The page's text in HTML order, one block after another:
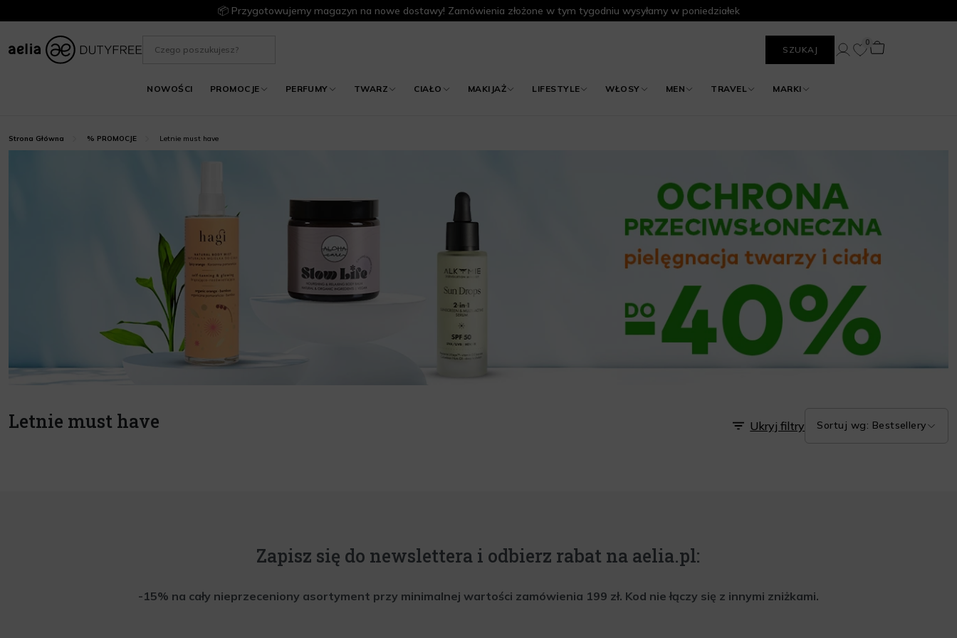
📦 Przygotowujemy magazyn na nowe dostawy! Zamówienia złożone w tym tygodniu wysyłamy w poniedziałek
SZUKAJ
NOWOŚCI PROMOCJE PERFUMY TWARZ CIAŁO MAKIJAŻ LIFESTYLE WŁOSY MEN TRAVEL MARKI
0
Strona Główna % PROMOCJE Letnie must have
Letnie must have Ukryj filtry Sortuj wg: Bestsellery
Zapisz się do newslettera i odbierz rabat na aelia.pl:
-15% na cały nieprzeceniony asortyment przy minimalnej wartości zamówienia 199 zł. Kod nie łączy się z innymi zniżkami.